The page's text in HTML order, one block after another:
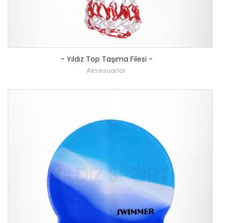
- Yıldız Top Taşıma Filesi -
Aksesuarlar